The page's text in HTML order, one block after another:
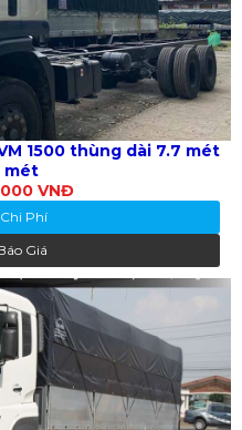
1500 thùng dài 7.7 mét
mét
VNĐ
Phí
Giá